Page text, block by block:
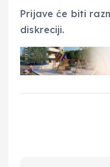
Prijave će biti
diskreciji.